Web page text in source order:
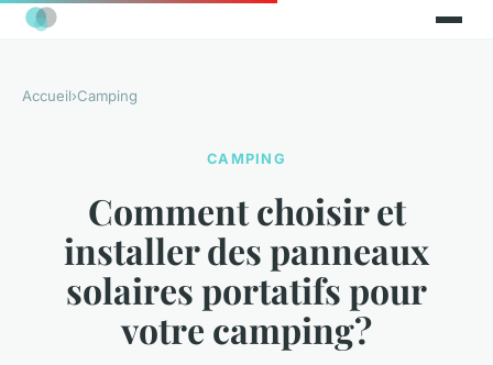
Accueil›Camping
CAMPING
Comment choisir et
installer des panneaux
solaires portatifs pour
votre camping?